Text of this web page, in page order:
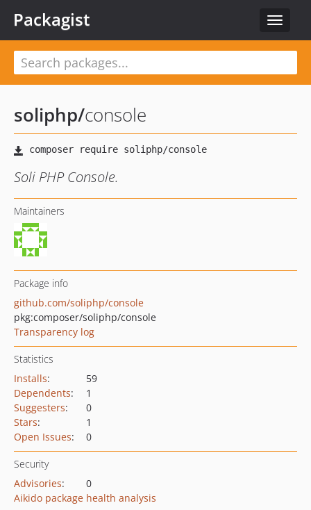
Toggle
Packagist
soliphp/console
Soli PHP Console.
Maintainers
Package info
github.com/soliphp/console
pkg:composer/soliphp/console
Transparency log
Statistics
Installs:
59
Dependents:
1
Suggesters:
0
Stars:
1
Open Issues: 0
Security
Advisories:
0
Aikido package health analysis